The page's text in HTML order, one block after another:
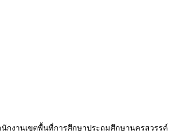
งานเขตพื้นที่การศึกษาประถมศึกษานครสวรรค์